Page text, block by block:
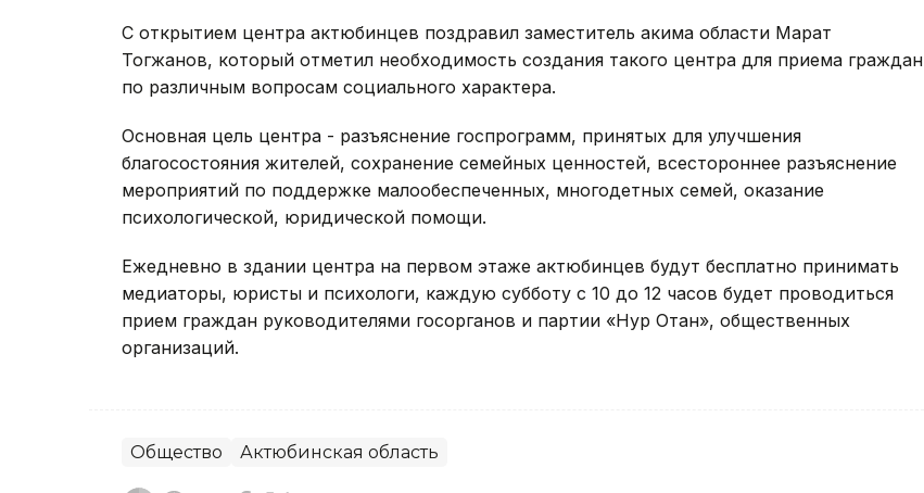
С открытием центра актюбинцев поздравил заместитель акима области Марат
Тогжанов, который отметил необходимость создания такого центра для приема граждан
по различным вопросам социального характера.
Основная цель центра - разъяснение госпрограмм, принятых для улучшения
благосостояния жителей, сохранение семейных ценностей, всестороннее разъяснение
мероприятий по поддержке малообеспеченных, многодетных семей, оказание
психологической, юридической помощи.
Ежедневно в здании центра на первом этаже актюбинцев будут бесплатно принимать
медиаторы, юристы и психологи, каждую субботу с 10 до 12 часов будет проводиться
прием граждан руководителями госорганов и партии «Нур Отан», общественных
организаций.
Общество Актюбинская область